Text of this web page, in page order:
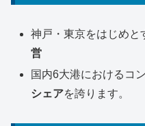
神戸・東京をはじめと
営
国内6大港におけるコ
シェアを誇ります。